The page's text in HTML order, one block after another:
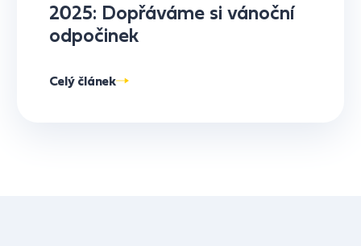
2025: Dopřáváme si vánoční
odpočinek
Celý článek